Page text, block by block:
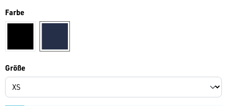
Farbeauswählen
Größeauswählen